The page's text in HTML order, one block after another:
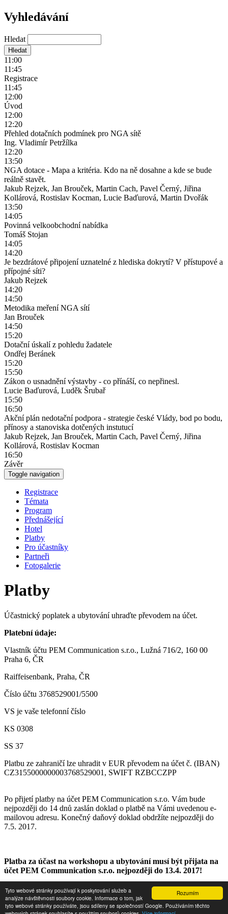
Rozumím
Tyto webové stránky používají k poskytování služeb a
analýze návštěvnosti soubory cookie. Informace o tom, jak
tyto webové stránky používáte, jsou sdíleny se společností Google. Používáním těchto
Vyhledávání
Hledat
11:00
11:45
Registrace
11:45
12:00
Úvod
12:00
12:20
Přehled dotačních podmínek pro NGA sítě
Ing. Vladimír Petržílka
12:20
13:50
NGA dotace - Mapa a kritéria. Kdo na ně dosahne a kde se bude
reálně stavět.
Jakub Rejzek, Jan Brouček, Martin Cach, Pavel Černý, Jiřina
Kollárová, Rostislav Kocman, Lucie Baďurová, Martin Dvořák
13:50
14:05
Povinná velkoobchodní nabídka
Tomáš Stojan
14:05
14:20
Je bezdrátové připojení uznatelné z hlediska dokrytí? V přístupové a
přípojné síti?
Jakub Rejzek
14:20
14:50
Metodika meření NGA sítí
Jan Brouček
14:50
15:20
Dotační úskalí z pohledu žadatele
Ondřej Beránek
15:20
15:50
Zákon o usnadnění výstavby - co přínáší, co nepřinesl.
Lucie Baďurová, Luděk Šrubař
15:50
16:50
Akční plán nedotační podpora - strategie české Vlády, bod po bodu,
přínosy a stanoviska dotčených instutucí
Jakub Rejzek, Jan Brouček, Martin Cach, Pavel Černý, Jiřina
Kollárová, Rostislav Kocman
16:50
Závěr
Toggle navigation
Registrace
Témata
Program
Přednášející
Hotel
Platby
Pro účastníky
Partneři
Fotogalerie
Platby
Účastnický poplatek a ubytování uhraďte převodem na účet.
Platební údaje:
Vlastník účtu PEM Communication s.r.o., Lužná 716/2, 160 00
Praha 6, ČR
Raiffeisenbank, Praha, ČR
Číslo účtu 3768529001/5500
VS je vaše telefonní číslo
KS 0308
SS 37
Platbu ze zahraničí lze uhradit v EUR převodem na účet č. (IBAN)
CZ3155000000003768529001, SWIFT RZBCCZPP
Po přijetí platby na účet PEM Communication s.r.o. Vám bude
nejpozději do 14 dnů zaslán doklad o platbě na Vámi uvedenou e-
mailovou adresu. Konečný daňový doklad obdržíte nejpozději do
7.5. 2017.
Platba za účast na workshopu a ubytování musí být přijata na
účet PEM Communication s.r.o. nejpozději do 13.4. 2017!
Copyright © 2024 -Internet pro všechny